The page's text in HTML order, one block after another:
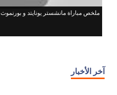
ملخص مباراة مانشستر يونايتد و بورنموث
آخر الأخبار